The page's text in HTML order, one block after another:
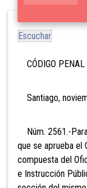
Escuchar
CÓDIGO PENAL
Santiago,
Núm. 2561.-
que se aprueba el
compuesta del
e Instrucción